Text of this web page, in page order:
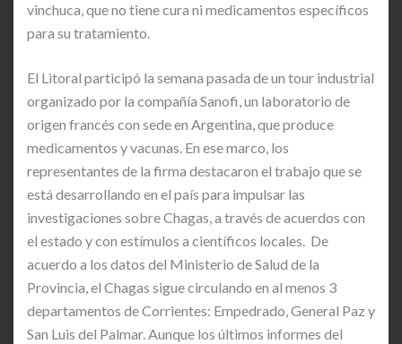
vinchuca, que no tiene cura ni medicamentos específicos
para su tratamiento.
El Litoral participó la semana pasada de un tour industrial
organizado por la compañía Sanofi, un laboratorio de
origen francés con sede en Argentina, que produce
medicamentos y vacunas. En ese marco, los
representantes de la firma destacaron el trabajo que se
está desarrollando en el país para impulsar las
investigaciones sobre Chagas, a través de acuerdos con
el estado y con estímulos a científicos locales. De
acuerdo a los datos del Ministerio de Salud de la
Provincia, el Chagas sigue circulando en al menos 3
departamentos de Corrientes: Empedrado, General Paz y
San Luis del Palmar. Aunque los últimos informes del